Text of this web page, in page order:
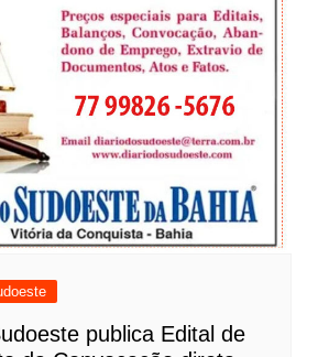
publica Edital de